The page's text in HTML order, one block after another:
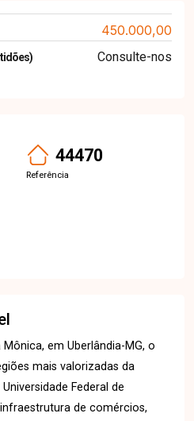
450.000,00
Consulte-nos
44470
Referência
em Uberlândia-MG, o
mais valorizadas da
Federal de
de comércios,